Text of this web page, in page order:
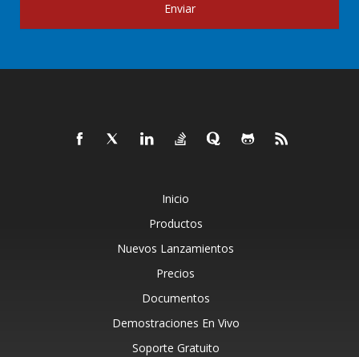
Enviar
Inicio
Productos
Nuevos Lanzamientos
Precios
Documentos
Demostraciones En Vivo
Soporte Gratuito